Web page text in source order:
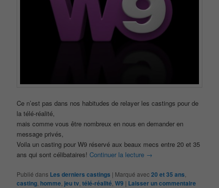
Ce n’est pas dans nos habitudes de relayer les castings pour de
la télé-réalité,
mais comme vous être nombreux en nous en demander en
message privés,
Voila un casting pour W9 réservé aux beaux mecs entre 20 et 35
ans qui sont célibataires!Continuer la lecture →
Publié dans Les derniers castings | Marqué avec20 et 35 ans
casting homme jeu tv ,télé-réalité ,W9 | Laisser un commentaire